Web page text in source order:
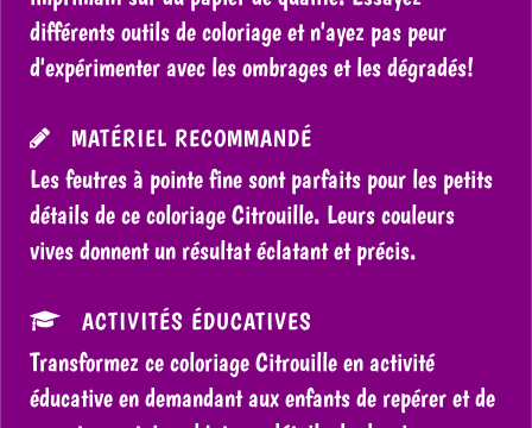
différents outils de coloriage et n'ayez pas peur
d'expérimenter avec les ombrages et les dégradés!
MATÉRIEL RECOMMANDÉ
Les feutres à pointe fine sont parfaits pour les petits
détails de ce coloriage Citrouille. Leurs couleurs
vives donnent un résultat éclatant et précis.
ACTIVITÉS ÉDUCATIVES
Transformez ce coloriage Citrouille en activité
éducative en demandant aux enfants de repérer et de